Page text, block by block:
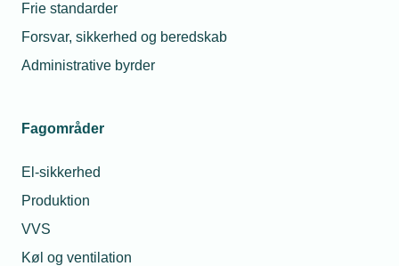
Frie standarder
Forsvar, sikkerhed og beredskab
Administrative byrder
Fagområder
El-sikkerhed
Produktion
VVS
Køl og ventilation